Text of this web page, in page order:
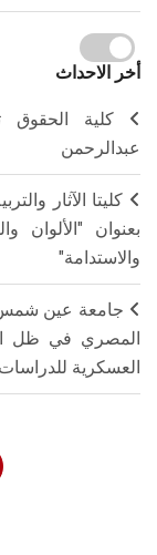
أخر الاحداث
كلية الحقوق
عبدالرحمن
كليتا الآثار
بعنوان "الألوان
والاستدامة"
جامعة عين شمس
المصري في ظل
العسكرية للدراسات